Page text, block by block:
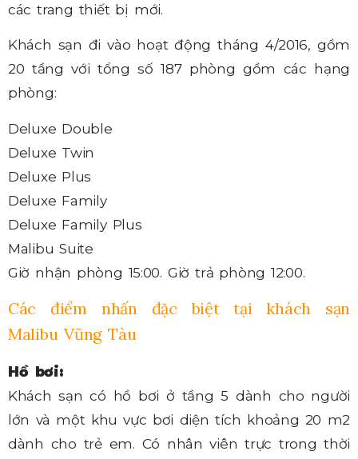
các trang thiết bị mới.
Khách sạn đi vào hoạt động tháng 4/2016, gồm
20 tầng với tổng số 187 phòng gồm các hạng
phòng:
Deluxe Double
Deluxe Twin
Deluxe Plus
Deluxe Family
Deluxe Family Plus
Malibu Suite
Giờ nhận phòng 15:00. Giờ trả phòng 12:00.
Các điểm nhấn đặc biệt tại khách sạn
Malibu Vũng Tàu
Hồ bơi:
Khách sạn có hồ bơi ở tầng 5 dành cho người
lớn và một khu vực bơi diện tích khoảng 20 m2
dành cho trẻ em. Có nhân viên trực trong thời